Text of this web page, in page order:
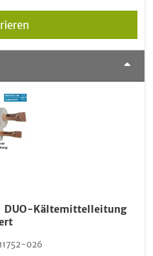
Kältemittelleitung
11752-026